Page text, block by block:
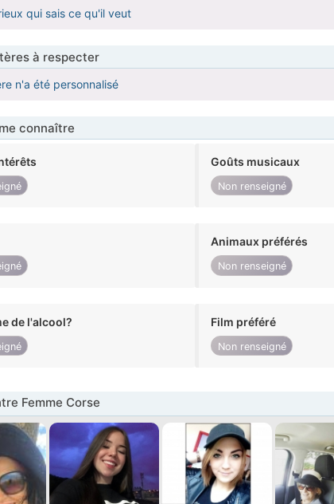
qui sais ce qu'il veut
à respecter
n'a été personnalisé
connaître
Goûts musicaux
Non renseigné
Animaux préférés
Non renseigné
de l'alcool? Film préféré
Non renseigné
Femme Corse